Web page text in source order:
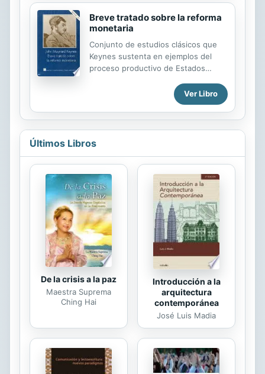
analizando los principios, modelos,
experiencias y buenas prácticas que
podrían inspirar el pleno
establecimiento de la educación
emprendedora como un elemento
primordial del desarrollo regional.
Breve tratado sobre la reforma
monetaria
Conjunto de estudios clásicos que
Keynes sustenta en ejemplos del
proceso productivo de Estados
de Europa. Desde esta amplia
perspectiva, Keynes presenta su
teoría de la reforma monetaria,
mundial.
Ver Libro
Últimos Libros
De la crisis a la paz
Maestra Suprema
Ching Hai
Introducción a la
arquitectura
contemporánea
José Luis Madia